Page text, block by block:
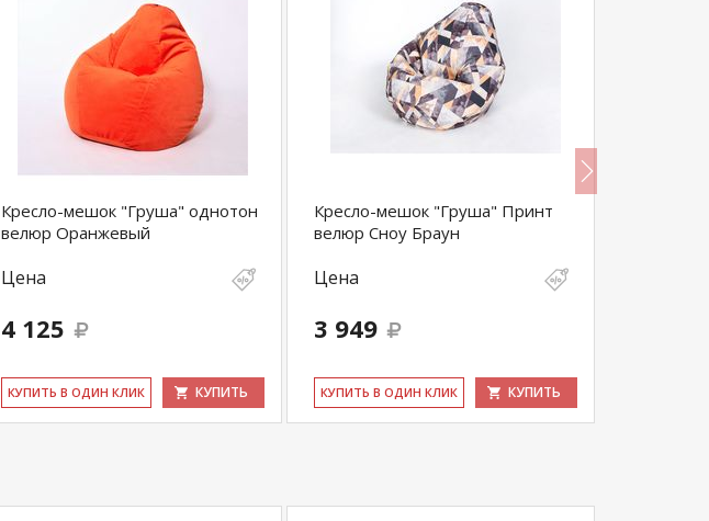
Кресло-мешок "Груша" однотон
велюр Оранжевый
Цена
4 125
КУ­ПИТЬ В ОДИН КЛИК КУПИТЬ
Кресло-мешок "Груша" Принт
велюр Сноу Браун
Цена
3 949
КУ­ПИТЬ В ОДИН КЛИК КУПИТЬ